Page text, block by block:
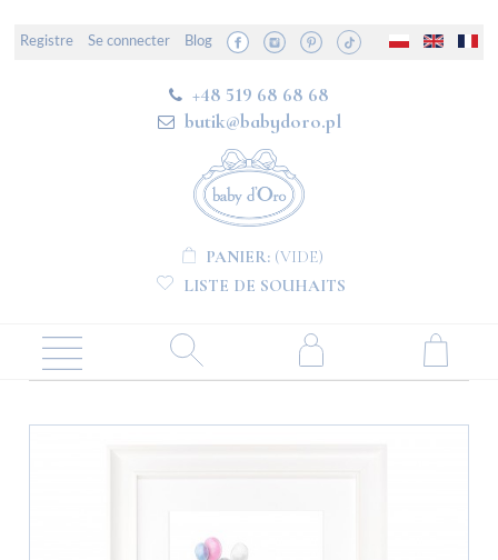
Registre Se connecter Blog
+48 519 68 68 68
butik@babydoro.pl
PANIER: (VIDE)
LISTE DE SOUHAITS